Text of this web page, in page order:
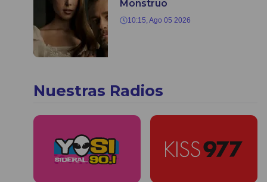
Monstruo
10:15, Ago 05 2026
Nuestras Radios